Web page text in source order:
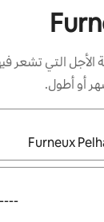
الأجل التي تشعر
أو أطول.
السهمين